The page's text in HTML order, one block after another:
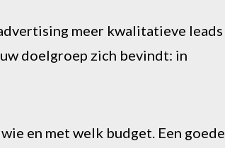
meer kwalitatieve leads
doelgroep zich bevindt: in
en met welk budget. Een goede